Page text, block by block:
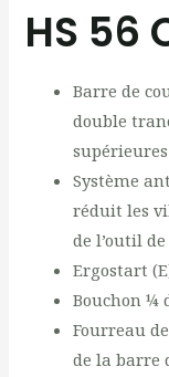
HS 56
Barre de
double
supérieures
Système
réduit les
de l’outil
Ergostart
Bouchon ¼
Fourreau
de la barre